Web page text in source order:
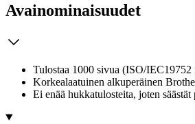
Avainominaisuudet
Tulostaa 1000 sivua (ISO/IEC19752
Korkealaatuinen alkuperäinen
Ei enää hukkatulosteita, joten säästät